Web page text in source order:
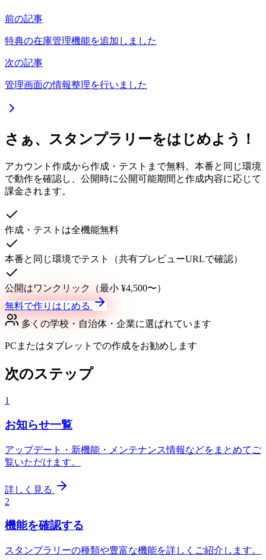
前の記事
特典の在庫管理機能を追加しました
次の記事
管理画面の情報整理を行いました
さぁ、スタンプラリーをはじめよう！
アカウント作成から作成・テストまで無料。本番と同じ環境
で動作を確認し、公開時に公開可能期間と作成内容に応じて
課金されます。
作成・テストは全機能無料
本番と同じ環境でテスト（共有プレビューURLで確認）
公開はワンクリック（最小 ¥4,500〜）
無料で作りはじめる
多くの学校・自治体・企業に選ばれています
PCまたはタブレットでの作成をお勧めします
次のステップ
1
お知らせ一覧
アップデート・新機能・メンテナンス情報などをまとめてご
覧いただけます。
詳しく見る
2
機能を確認する
スタンプラリーの種類や豊富な機能を詳しくご紹介します。